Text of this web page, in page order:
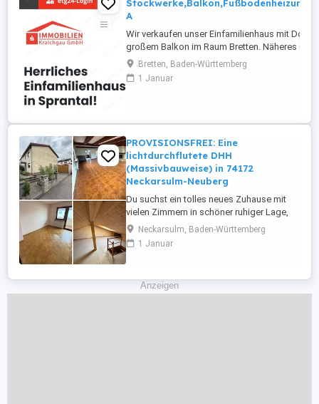
A
Wir verkaufen unser Einfamilienhaus mit
großem Balkon im Raum Bretten. Näheres
Achtung:In der Anzeige stehen nur 125
sich auf UG und OG.Der Keller ist voll
Vorderseite nicht vollständig im
Bretten, Baden-Württemberg
1 Januar
PROVISIONSFREI: Eine
lichtdurchflutete DHH
(Massivbauweise) in 74172
Neckarsulm-Neuberg
Du suchst ein tolles neues Zuhause mit
vielen Zimmern in schöner ruhiger Lage,
für Dich und deine Familie - dann ist
dieses Haus ideal für euch Ich verkaufe
PROVISIONSFREI mein Elternhaus Eine
Privatverkauf Attraktives Eigenheim ...
Neckarsulm, Baden-Württemberg
1 Januar
Anzeigen